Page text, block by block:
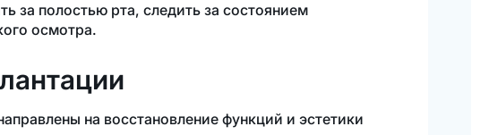
за полостью рта, следить за состоянием
осмотра.
на восстановление функций и эстетики